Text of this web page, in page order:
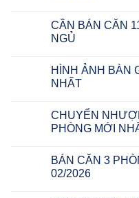
CẦN BÁN CĂN
NGỦ
HÌNH ẢNH BÀN
NHẤT
CHUYỂN
PHÒNG MỚI
BÁN CĂN 3
02/2026